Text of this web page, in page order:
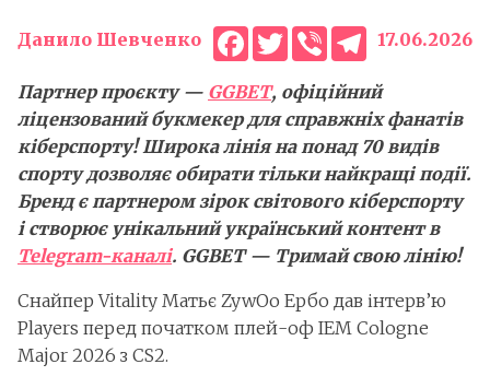
Данило Шевченко Facebook
Twitter
ViberTelegram
17.06.2026
Партнер проєкту — GGBET, офіційний
ліцензований букмекер для справжніх фанатів
кіберспорту! Широка лінія на понад 70 видів
спорту дозволяє обирати тільки найкращі події.
Бренд є партнером зірок світового кіберспорту
і створює унікальний український контент в
Telegram-каналі. GGBET — Тримай свою лінію!
Снайпер Vitality Матьє ZywOo Ербо дав інтерв’ю
Players перед початком плей-оф IEM Cologne
Major 2026 з CS2.